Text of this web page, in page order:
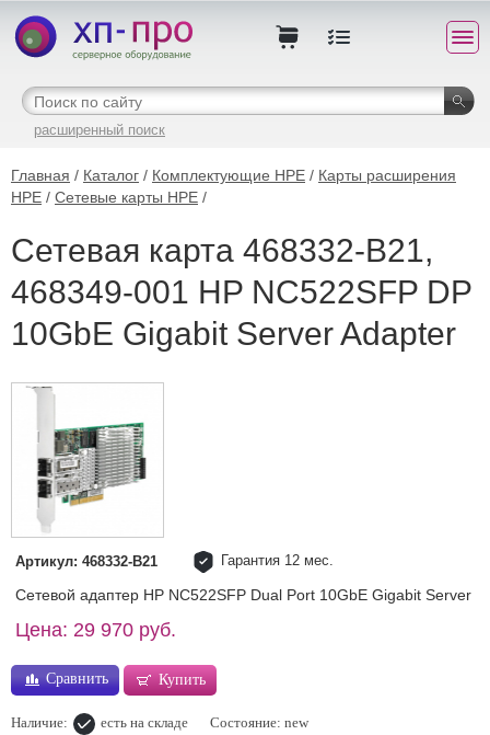
расширенный поиск
Главная / Каталог / Комплектующие HPE / Карты расширения
HPE / Сетевые карты HPE /
Сетевая карта 468332-B21,
468349-001 HP NC522SFP DP
10GbE Gigabit Server Adapter
Артикул: 468332-B21 Гарантия 12 мес.
Сетевой адаптер HP NC522SFP Dual Port 10GbE Gigabit Server
Цена: 29 970 руб.
Сравнить Купить
Наличие: есть на складе Состояние: new